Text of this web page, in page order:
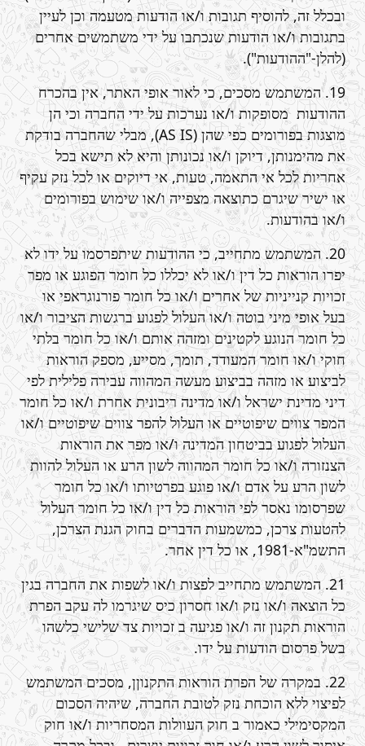
ובכלל זה, להוסיף תגובות ו/או הודעות מטעמה וכן לעיין
בתגובות ו/או הודעות שנכתבו על ידי משתמשים אחרים
(להלן-"ההודעות").
19. המשתמש מסכים, כי לאור אופי האתר, אין בהכרח
ההודעות מסופקות ו/או נערכות על ידי החברה וכי הן
מוצגות בפורומים כפי שהן (AS IS), מבלי שהחברה בודקת
את מהימנותן, דיוקן ו/או נכונותן והיא לא תישא בכל
אחריות לכל אי התאמה, טעות, אי דיוקים או לכל נזק עקיף
או ישיר שיגרם כתוצאה מצפייה ו/או שימוש בפורומים
ו/או בהודעות.
20. המשתמש מתחייב, כי ההודעות שיתפרסמו על ידו לא
יפרו הוראות כל דין ו/או לא יכללו כל חומר הפוגע או מפר
זכויות קנייניות של אחרים ו/או כל חומר פורנוגראפי או
בעל אופי מיני בוטה ו/או העלול לפגוע ברגשות הציבור ו/או
כל חומר הנוגע לקטינים ומזהה אותם ו/או כל חומר בלתי
חוקי ו/או חומר המעודד, תומך, מסייע, מספק הוראות
לביצוע או מזהה בביצוע מעשה המהווה עבירה פלילית לפי
דיני מדינת ישראל ו/או מדינה ריבונית אחרת ו/או כל חומר
המפר צווים שיפוטיים או העלול להפר צווים שיפוטיים ו/או
העלול לפגוע בביטחון המדינה ו/או מפר את הוראות
הצנזורה ו/או כל חומר המהווה לשון הרע או העלול להוות
לשון הרע על אדם ו/או פוגע בפרטיותו ו/או כל חומר
שפרסומו נאסר לפי הוראות כל דין ו/או כל חומר העלול
להטעות צרכן, כמשמעות הדברים בחוק הגנת הצרכן,
התשמ"א-1981, או כל דין אחר.
21. המשתמש מתחייב לפצות ו/או לשפות את החברה בגין
כל הוצאה ו/או נזק ו/או חסרון כיס שיגרמו לה עקב הפרת
הוראות תקנון זה ו/או פגיעה ב זכויות צד שלישי כלשהו
בשל פרסום הודעות על ידו.
22. במקרה של הפרת הוראות התקנוןן, מסכים המשתמש
לפיצוי ללא הוכחת נזק לטובת החברה, שיהיה הסכום
המקסימילי כאמור ב חוק העוולות המסחריות ו/או חוק